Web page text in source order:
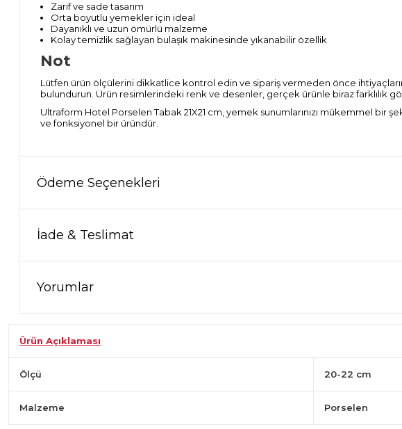
Zarif ve sade tasarım
Orta boyutlu yemekler için ideal
Dayanıklı ve uzun ömürlü malzeme
Kolay temizlik sağlayan bulaşık makinesinde yıkanabilir özellik
Not
Lütfen ürün ölçülerini dikkatlice kontrol edin ve sipariş vermeden önce
bulundurun. Ürün resimlerindeki renk ve desenler, gerçek ürünle biraz farklılık
Ultraform Hotel Porselen Tabak 21X21 cm, yemek sunumlarınızı mükemmel bir
ve fonksiyonel bir üründür.
Ödeme Seçenekleri
İade & Teslimat
Yorumlar
Ürün Açıklaması
Ölçü 20-22 cm
Malzeme Porselen